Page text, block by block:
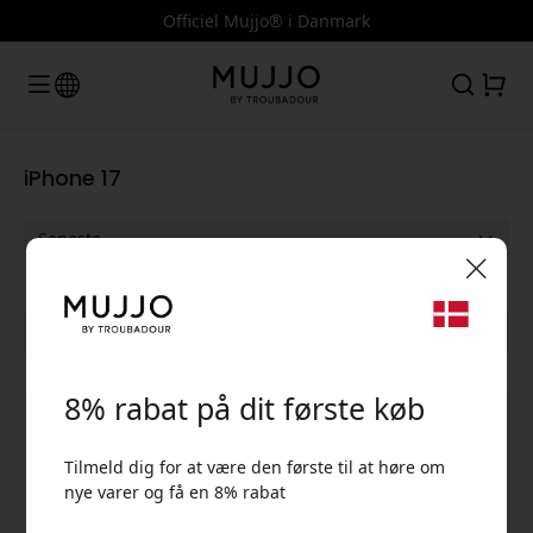
Officiel Mujjo® i Danmark
iPhone 17
8% rabat på dit første køb
Tilmeld dig for at være den første til at høre om
nye varer og få en 8% rabat
🎉 Din rabatkode:
Brug denne kode ved kassen for at få 8% rabat.